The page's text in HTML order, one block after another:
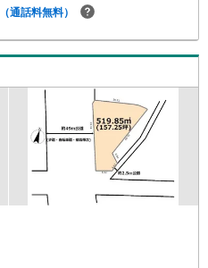
（通話料無料）